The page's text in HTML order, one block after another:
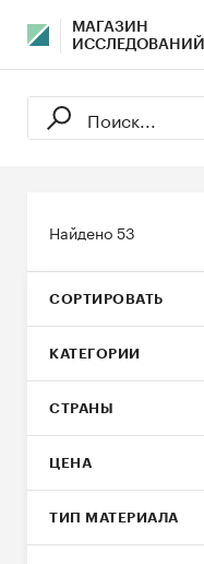
МАГАЗИН
ИССЛЕДОВАНИЙ
Найдено53
СОРТИРОВАТЬ
КАТЕГОРИИ
СТРАНЫ
ЦЕНА
ТИП МАТЕРИАЛА